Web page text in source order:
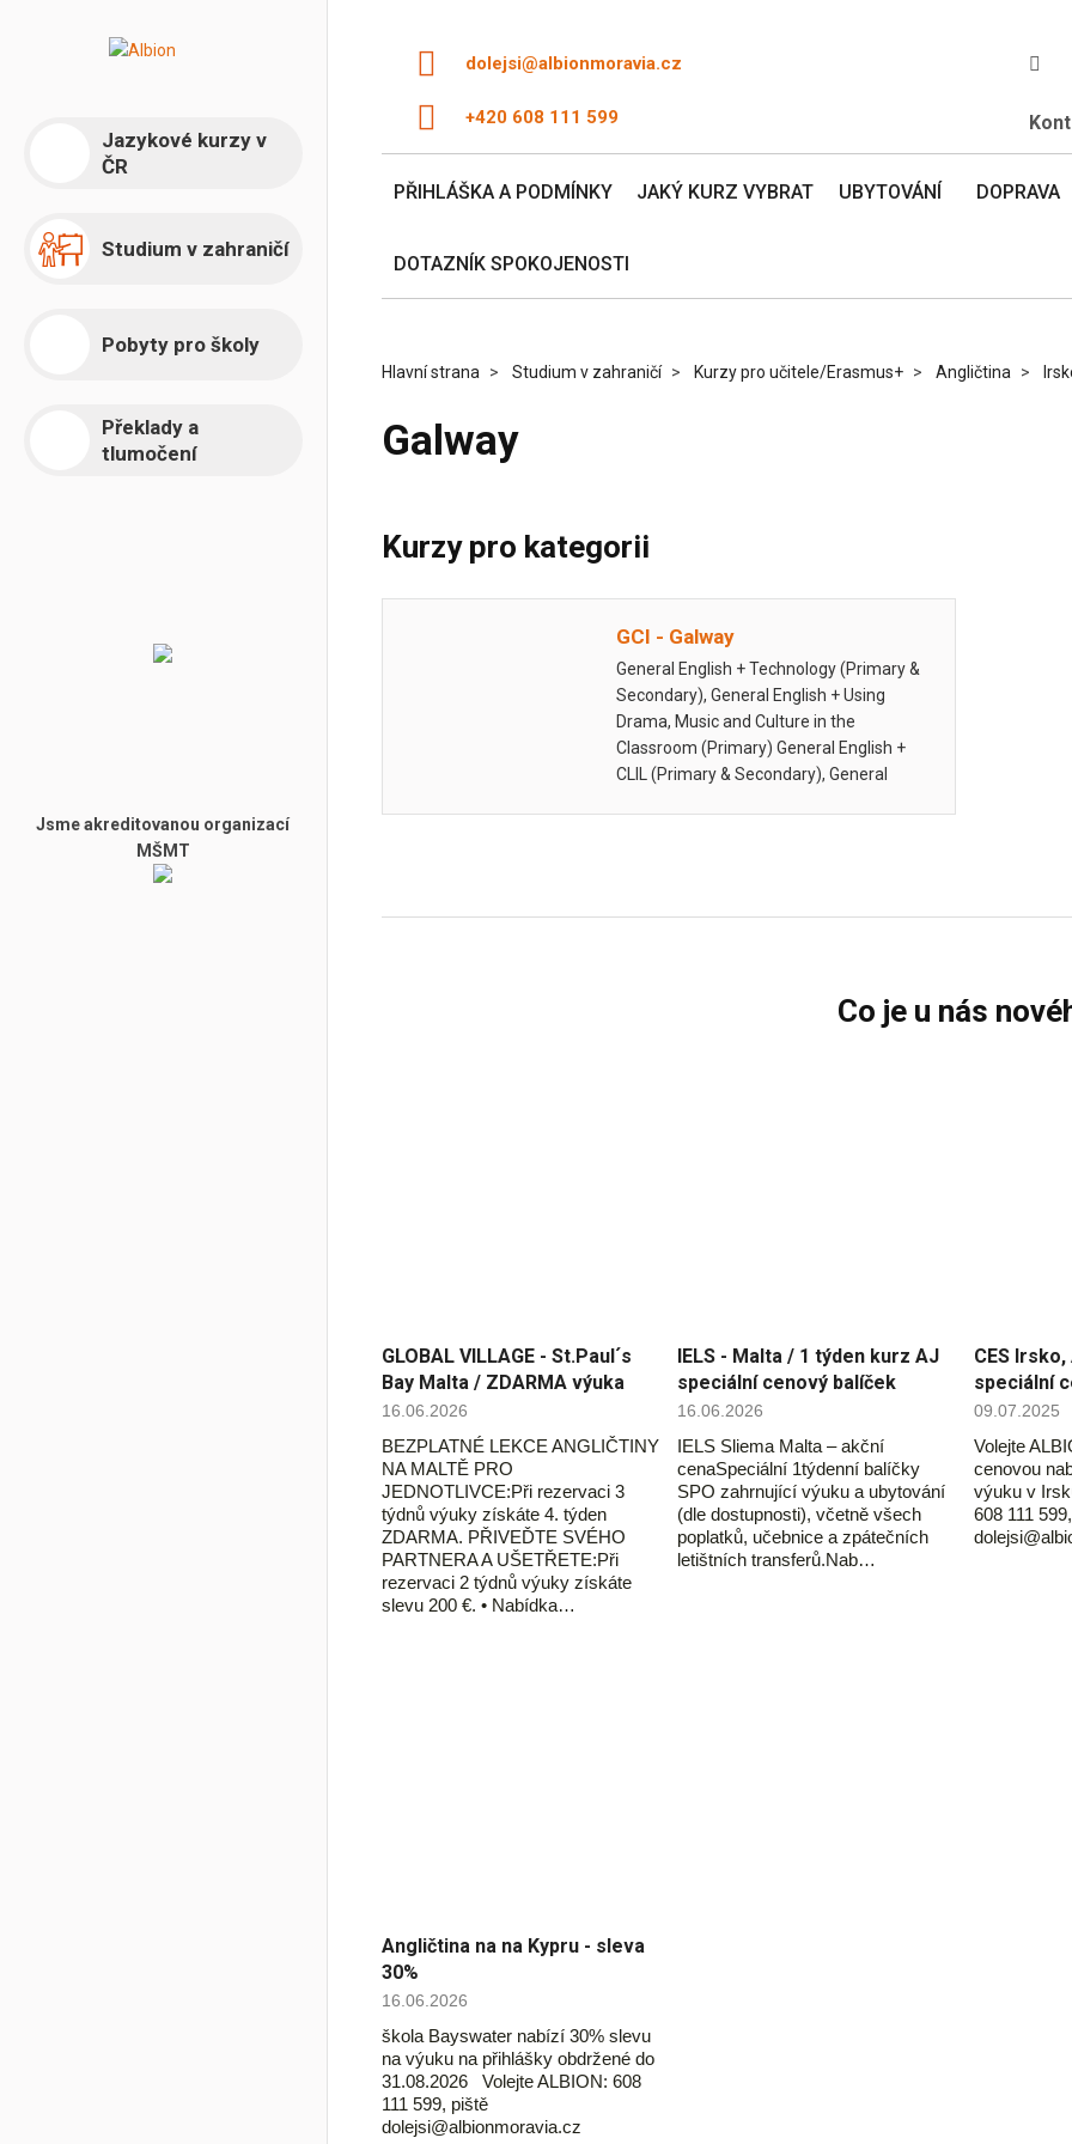
Jazykové kurzy v
ČR
Studium v zahraničí
Pobyty pro školy
Překlady a
tlumočení
Jsme akreditovanou organizací
MŠMT
dolejsi@albionmoravia.cz
+420 608 111 599
PŘIHLÁŠKA A PODMÍNKY JAKÝ KURZ VYBRAT UBYTOVÁNÍ DOPRAVA
DOTAZNÍK SPOKOJENOSTI
Hlavní strana Studium v zahraničí Kurzy pro učitele/Erasmus+ Angličtina
Galway
Kurzy pro kategorii
GCI - Galway
General English + Technology (Primary &
Secondary), General English + Using
Drama, Music and Culture in the
Classroom (Primary) General English +
CLIL (Primary & Secondary), General
Co je u nás
GLOBAL VILLAGE - St.Paul´s
Bay Malta / ZDARMA výuka
16.06.2026
BEZPLATNÉ LEKCE ANGLIČTINY
NA MALTĚ PRO
JEDNOTLIVCE:Při rezervaci 3
týdnů výuky získáte 4. týden
ZDARMA. PŘIVEĎTE SVÉHO
PARTNERA A UŠETŘETE:Při
rezervaci 2 týdnů výuky získáte
slevu 200 €. • Nabídka…
IELS - Malta / 1 týden kurz AJ
speciální cenový balíček
16.06.2026
IELS Sliema Malta – akční
cenaSpeciální 1týdenní balíčky
SPO zahrnující výuku a ubytování
(dle dostupnosti), včetně všech
poplatků, učebnice a zpátečních
letištních transferů.Nab…
CES
speciální
09.07.2025
Volejte
cenovou
výuku v
608 111 599,
Angličtina na na Kypru - sleva
30%
16.06.2026
škola Bayswater nabízí 30% slevu
na výuku na přihlášky obdržené do
31.08.2026 Volejte ALBION: 608
111 599, piště
dolejsi@albionmoravia.cz